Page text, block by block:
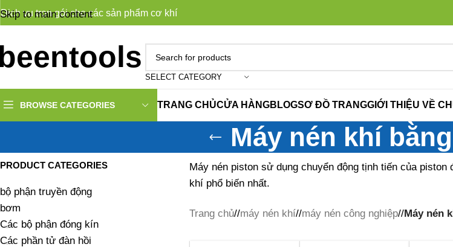
Skip to main content
Dịch vụ trọn gói cho các sản phẩm cơ khí
SELECT CATEGORY
BROWSE CATEGORIES TRANG CHỦCỬA HÀNGBLOGSƠ ĐỒ TRANGGIỚI THIỆU VỀ
Máy nén khí
PRODUCT CATEGORIES
bộ phận truyền động
bơm
Các bộ phận đóng kín
Các phần tử đàn hồi
Máy nén piston sử dụng chuyển động tịnh tiến của
khí phổ biến nhất.
Trang chủ/ máy nén khí/ máy nén công nghiệp/ Máy nén